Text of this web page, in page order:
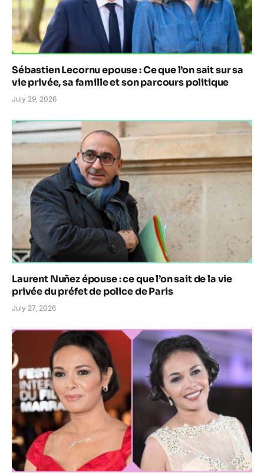
Sébastien Lecornu epouse : Ce que l’on sait sur sa
vie privée, sa famille et son parcours politique
July 29, 2026
Laurent Nuñez épouse : ce que l’on sait de la vie
privée du préfet de police de Paris
July 27, 2026